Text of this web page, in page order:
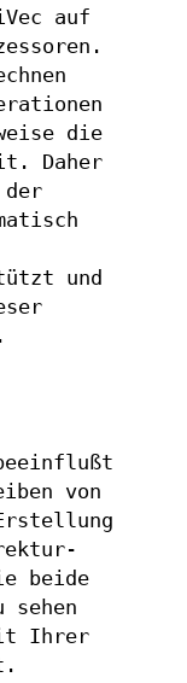
auf
die
Daher
der
und
von
beide
sehen
Ihrer